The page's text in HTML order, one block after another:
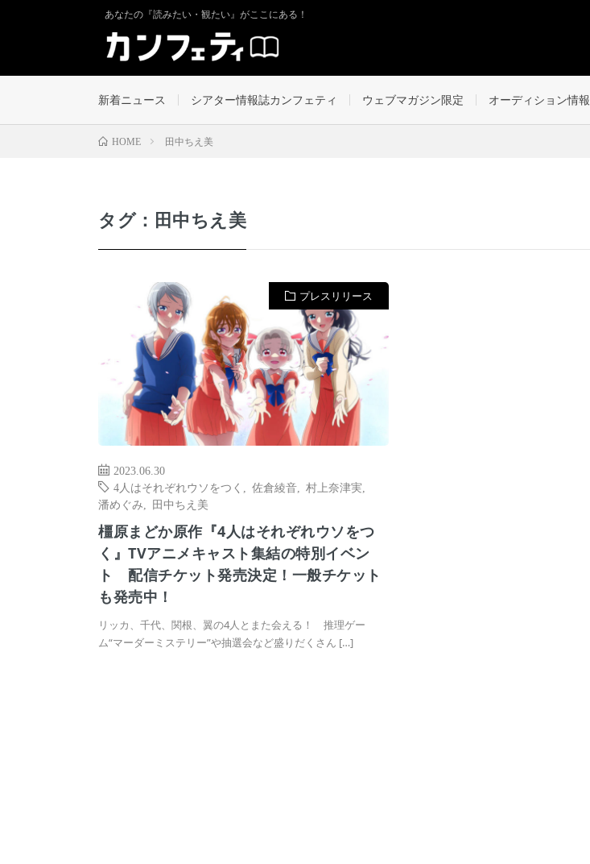
あなたの『読みたい・観たい』がここにある！
新着ニュース シアター情報誌カンフェティ ウェブマガジン限定 オーディション情報
HOME 田中ちえ美
タグ：田中ちえ美
プレスリリース
2023.06.30
4人はそれぞれウソをつく
佐倉綾音 村上奈津実
潘めぐみ
田中ちえ美
橿原まどか原作『4人はそれぞれウソをつ
く』TVアニメキャスト集結の特別イベン
ト 配信チケット発売決定！一般チケット
も発売中！
リッカ、千代、関根、翼の4人とまた会える！ 推理ゲー
ム“マーダーミステリー”や抽選会など盛りだくさん […]